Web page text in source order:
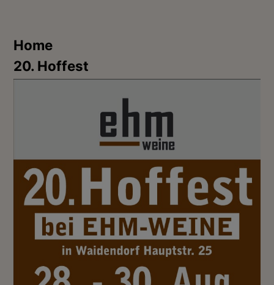
Home
20. Hoffest